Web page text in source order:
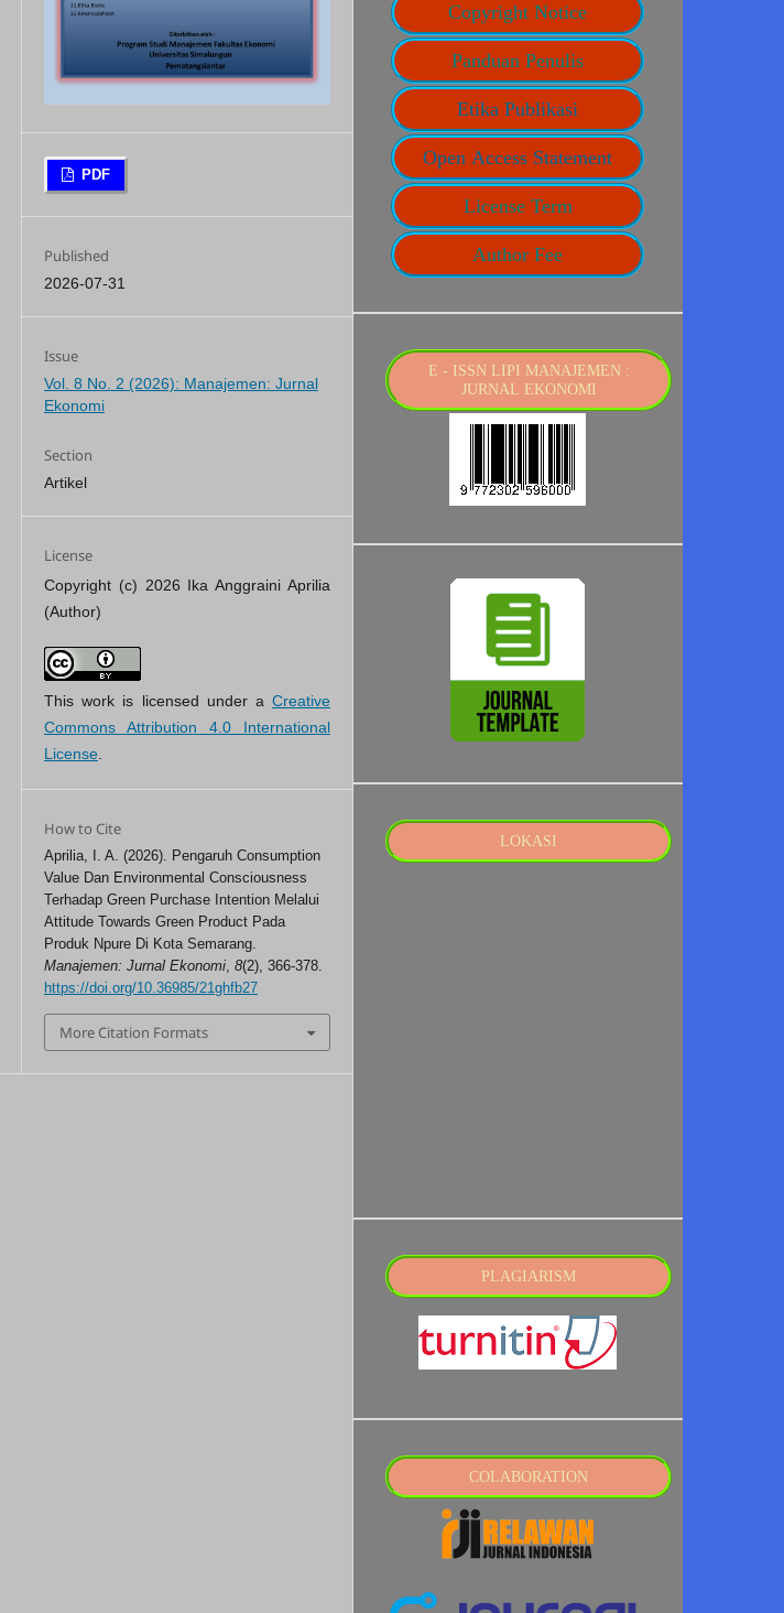
PDF
Published
2026-07-31
Issue
Vol. 8 No. 2 (2026): Manajemen: Jurnal
Ekonomi
Section
Artikel
License
Copyright (c) 2026 Ika Anggraini Aprilia
(Author)
This work is licensed under a Creative
Commons Attribution 4.0 International
License
How to Cite
Aprilia, I. A. (2026). Pengaruh Consumption
Value Dan Environmental Consciousness
Terhadap Green Purchase Intention Melalui
Attitude Towards Green Product Pada
Produk Npure Di Kota Semarang.
Manajemen: Jurnal Ekonomi ,8(2), 366-378.
https://doi.org/10.36985/21ghfb27
More Citation Formats
Copyright Notice
Panduan Penulis
Etika Publikasi
Open Access Statement
License Term
Author Fee
E - ISSN LIPI MANAJEMEN :
JURNAL EKONOMI
LOKASI
PLAGIARISM
COLABORATION